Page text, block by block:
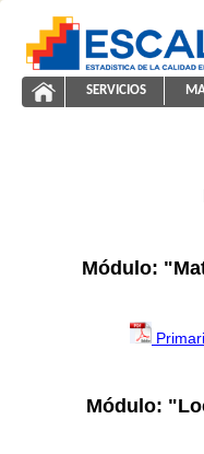
ESCALE - Unidad
ayuda2011
NAVEGACIÓN
SERVICIOS
Módulo:
Módulo: